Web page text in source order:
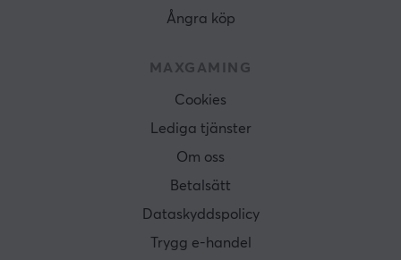
Ångra köp
MAXGAMING
Cookies
Lediga tjänster
Om oss
Betalsätt
Dataskyddspolicy
Trygg e-handel